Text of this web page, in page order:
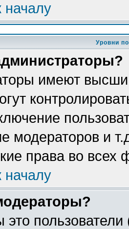
началу
Уровни
имеют
модераторов и
права во всех
началу